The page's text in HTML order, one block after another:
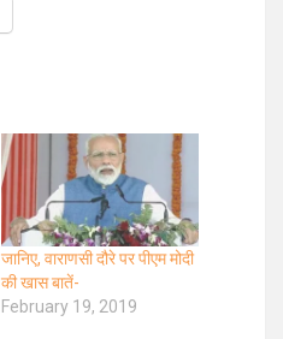
जानिए, वाराणसी दौरे पर पीएम मोदी
की खास बातें-
February 19, 2019